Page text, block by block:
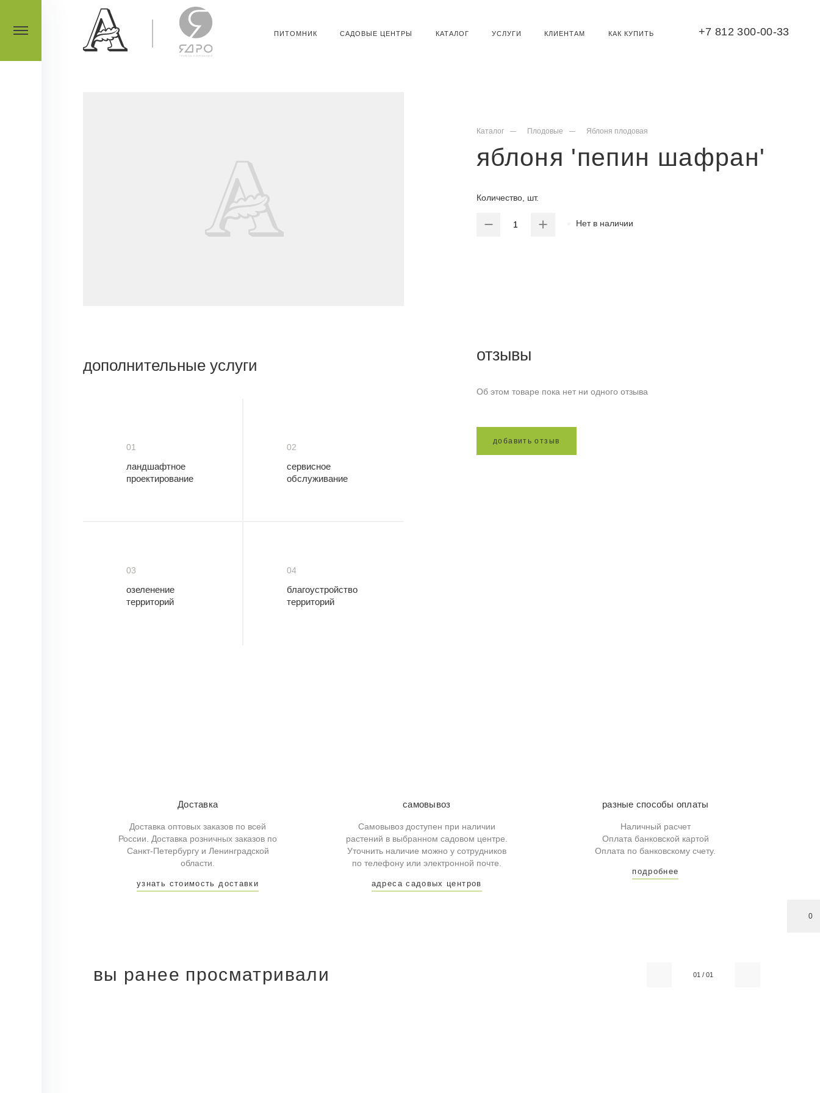
0
ПИТОМНИК САДОВЫЕ ЦЕНТРЫ КАТАЛОГ УСЛУГИ КЛИЕНТАМ КАК КУПИТЬ +7 812 300-00-33
дополнительные услуги
01
ландшафтное
проектирование
02
сервисное
обслуживание
03
озеленение
территорий
04
благоустройство
территорий
Каталог Плодовые Яблоня плодовая
яблоня 'пепин шафран'
Количество, шт.
Нет в наличии
отзывы
Об этом товаре пока нет ни одного отзыва
до бавить о тз ыв
Доставка
Доставка оптовых заказов по всей
России. Доставка розничных заказов по
Санкт-Петербургу и Ленинградской
области.
узнать стоимость доставки
самовывоз
Самовывоз доступен при наличии
растений в выбранном садовом центре.
Уточнить наличие можно у сотрудников
по телефону или электронной почте.
адреса садовых центров
разные способы оплаты
Наличный расчет
Оплата банковской картой
Оплата по банковскому счету.
подробнее
вы ранее просматривали 01 /01